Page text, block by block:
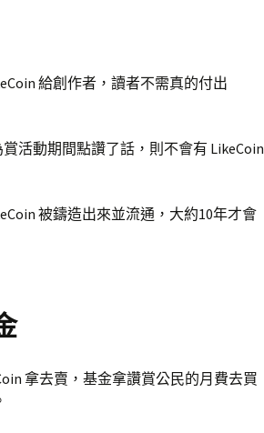
給創作者，讀者不需真的付出
活動期間點讚了話，則不會有 LikeCoin
被鑄造出來並流通，大約10年才會
拿去賣，基金拿讚賞公民的月費去買